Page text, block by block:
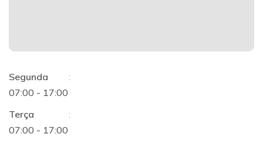
Segunda
:
07:00 - 17:00
Terça
:
07:00 - 17:00